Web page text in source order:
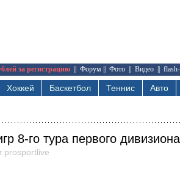
за регистрацию Форум Фото Видео
Хоккей Баскетбол Теннис Авто
8-го тура первого
prosportlive